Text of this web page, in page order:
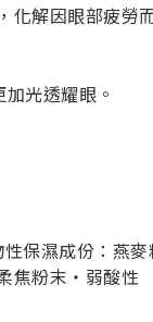
解因眼部疲勞
加光透耀眼。
保濕成份：燕
焦粉末‧弱酸性